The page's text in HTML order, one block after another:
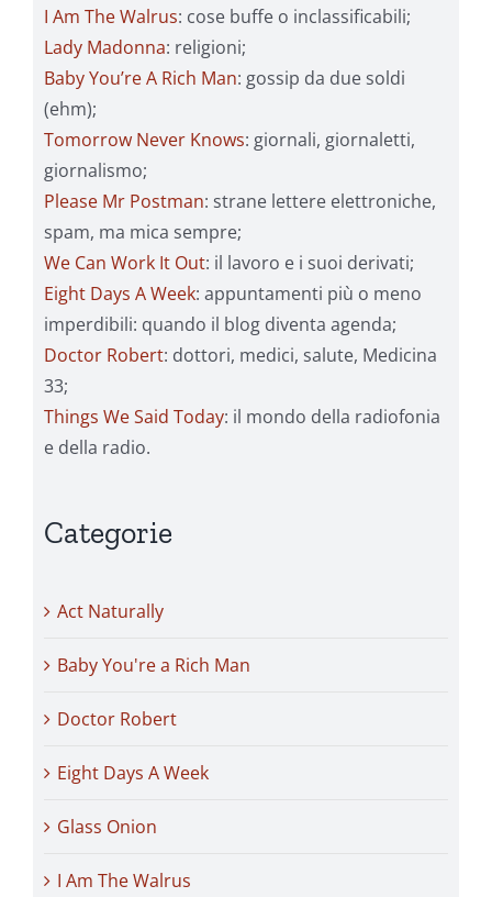
I Am The Walrus: cose buffe o inclassificabili;
Lady Madonna: religioni;
Baby You’re A Rich Man: gossip da due soldi
(ehm);
Tomorrow Never Knows: giornali, giornaletti,
giornalismo;
Please Mr Postman: strane lettere elettroniche,
spam, ma mica sempre;
We Can Work It Out: il lavoro e i suoi derivati;
Eight Days A Week: appuntamenti più o meno
imperdibili: quando il blog diventa agenda;
Doctor Robert: dottori, medici, salute, Medicina
33;
Things We Said Today: il mondo della radiofonia
e della radio.
Categorie
Act Naturally
Baby You're a Rich Man
Doctor Robert
Eight Days A Week
Glass Onion
I Am The Walrus